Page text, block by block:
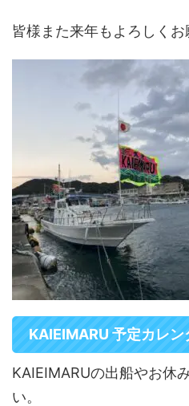
皆様また来年もよろしくお
KAIEIMARU 予定カレン
KAIEIMARUの出船やお休
い。